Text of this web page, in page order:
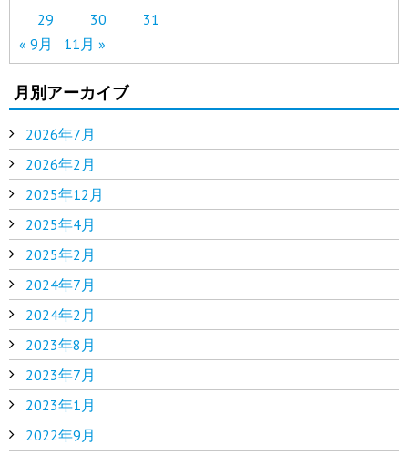
29
30
31
« 9月
11月 »
月別アーカイブ
2026年7月
2026年2月
2025年12月
2025年4月
2025年2月
2024年7月
2024年2月
2023年8月
2023年7月
2023年1月
2022年9月